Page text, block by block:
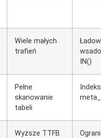
Wiele małych
trafień
IN()
Pełne
skanowanie
tabeli
Wyższe TTFB